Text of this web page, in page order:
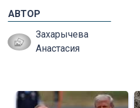
АВТОР
Захарычева
Анастасия